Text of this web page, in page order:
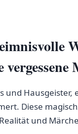
und⁤
Diese
und